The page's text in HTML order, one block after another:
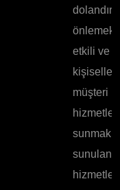
önlemek;
etkili ve
müşteri
hizmetleri
sunmak
sunulan